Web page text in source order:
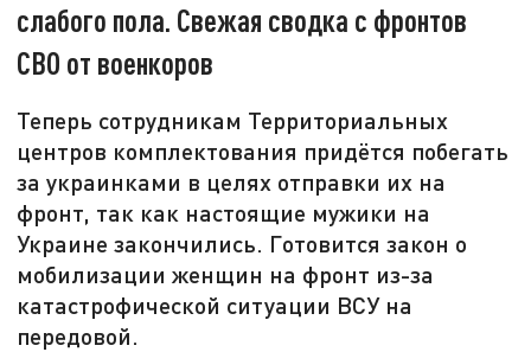
слабого пола. Свежая сводка с фронтов
СВО от военкоров
Теперь сотрудникам Территориальных
центров комплектования придётся побегать
за украинками в целях отправки их на
фронт, так как настоящие мужики на
Украине закончились. Готовится закон о
мобилизации женщин на фронт из-за
катастрофической ситуации ВСУ на
передовой.